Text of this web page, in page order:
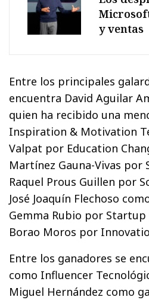
y ventas
Entre los principales
encuentra David Aguilar
quien ha recibido una
Inspiration & Motivation
Valpat por Education
Martínez Gauna-Vivas por
Raquel Prous Guillen por
José Joaquín Flechoso
Gemma Rubio por Startup
Borao Moros por
Entre los ganadores se
como Influencer
Miguel Hernández como